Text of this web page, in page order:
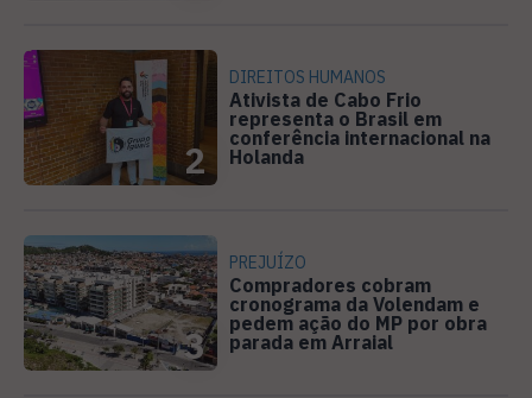
2
DIREITOS HUMANOS
Ativista de Cabo Frio
representa o Brasil em
conferência internacional na
Holanda
3
PREJUÍZO
Compradores cobram
cronograma da Volendam e
pedem ação do MP por obra
parada em Arraial